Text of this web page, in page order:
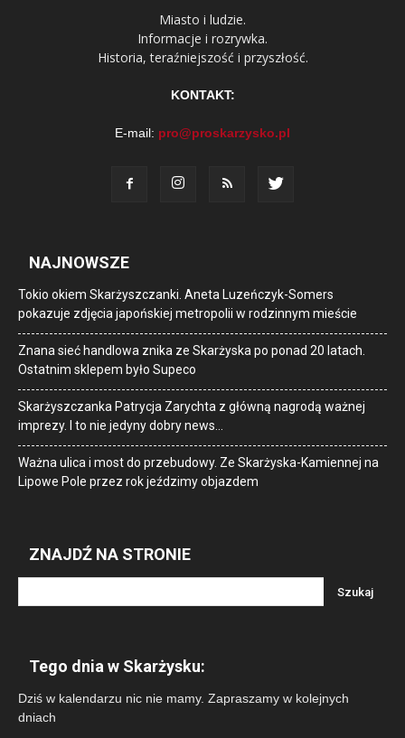
Miasto i ludzie.
Informacje i rozrywka.
Historia, teraźniejszość i przyszłość.
KONTAKT:
E-mail: pro@proskarzysko.pl
NAJNOWSZE
Tokio okiem Skarżyszczanki. Aneta Luzeńczyk-Somers
pokazuje zdjęcia japońskiej metropolii w rodzinnym mieście
Znana sieć handlowa znika ze Skarżyska po ponad 20 latach.
Ostatnim sklepem było Supeco
Skarżyszczanka Patrycja Zarychta z główną nagrodą ważnej
imprezy. I to nie jedyny dobry news…
Ważna ulica i most do przebudowy. Ze Skarżyska-Kamiennej na
Lipowe Pole przez rok jeździmy objazdem
ZNAJDŹ NA STRONIE
Tego dnia w Skarżysku:
Dziś w kalendarzu nic nie mamy. Zapraszamy w kolejnych
dniach